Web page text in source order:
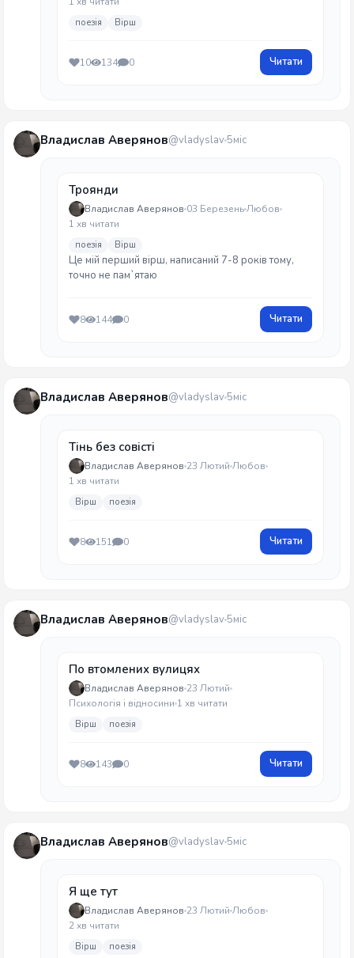
поезія Вірш
10 134 0 Читати
Владислав Аверянов@vladyslav 5міс
Троянди
Владислав Аверянов 03 БерезеньЛюбов
1 хв читати
поезія Вірш
Це мій перший вірш, написаний 7-8 років тому,
точно не пам`ятаю
8 144 0 Читати
Владислав Аверянов@vladyslav 5міс
Тінь без совісті
Владислав Аверянов 23 Лютий Любов
1 хв читати
Вірш поезія
8 151 0 Читати
Владислав Аверянов@vladyslav 5міс
По втомлених вулицях
Владислав Аверянов 23 Лютий
Психологія і відносини 1 хв читати
Вірш поезія
8 143 0 Читати
Владислав Аверянов@vladyslav 5міс
Я ще тут
Владислав Аверянов 23 Лютий Любов
2 хв читати
Вірш поезія